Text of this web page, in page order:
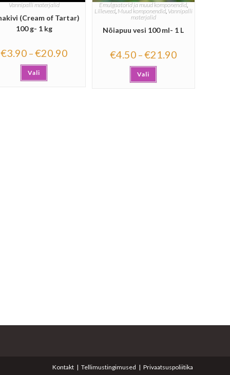
Vannipalli materjalid
(Cream of Tartar)
100 g- 1 kg
€3.90 –€20.90
Vali
Emulgaatorid ja muud komponendid,
Lilleveed, Muud komponendid, Vannipalli
materjalid
Nõiapuu vesi 100 ml- 1 L
€4.50 –€21.90
Vali
Kontakt Tellimustingimused Privaatsuspoliitika